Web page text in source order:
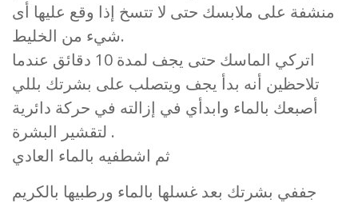
منشفة على ملابسك حتى لا تتسخ إذا وقع عليها أى
شيء من الخليط.
اتركي الماسك حتى يجف لمدة 10 دقائق عندما
تلاحظين أنه بدأ يجف ويتصلب على بشرتك بللي
أصبعك بالماء وابدأي في إزالته في حركة دائرية
لتقشير البشرة .
ثم اشطفيه بالماء العادي
جففي بشرتك بعد غسلها بالماء ورطبيها بالكريم